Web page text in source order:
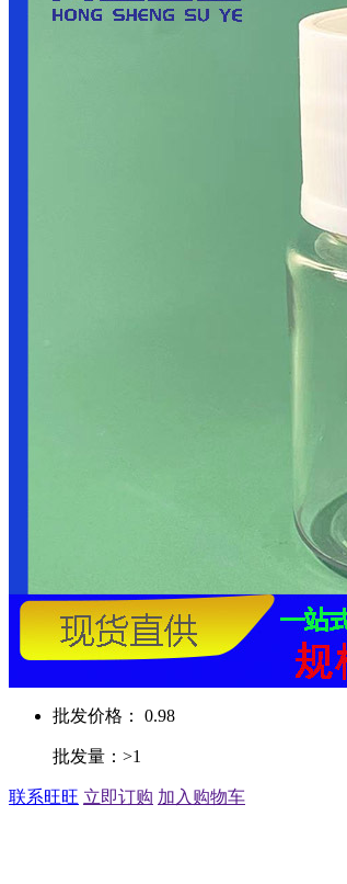
批发价格： 0.98
批发量：>1
联系旺旺 立即订购 加入购物车